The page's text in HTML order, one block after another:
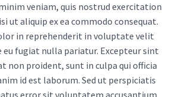
veniam, quis nostrud exercitation
ut aliquip ex ea commodo consequat.
in reprehenderit in voluptate velit
eu fugiat nulla pariatur. Excepteur sint
non proident, sunt in culpa qui officia
id est laborum. Sed ut perspiciatis